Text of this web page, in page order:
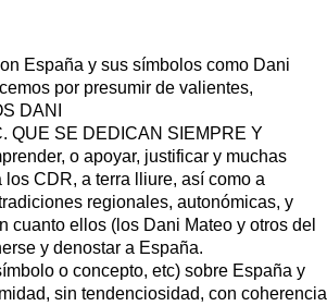
España y sus símbolos como Dani
por presumir de valientes,
DANI
QUE SE DEDICAN SIEMPRE Y
o apoyar, justificar y muchas
CDR, a terra lliure, así como a
regionales, autonómicas, y
cuanto ellos (los Dani Mateo y otros del
y denostar a España.
o concepto, etc) sobre España y
sin tendenciosidad, con coherencia